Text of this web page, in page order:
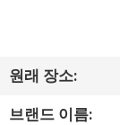
동
원래 장소:
브랜드 이름: